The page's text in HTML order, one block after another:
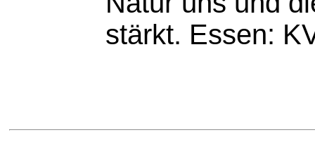
stärkt. Essen: